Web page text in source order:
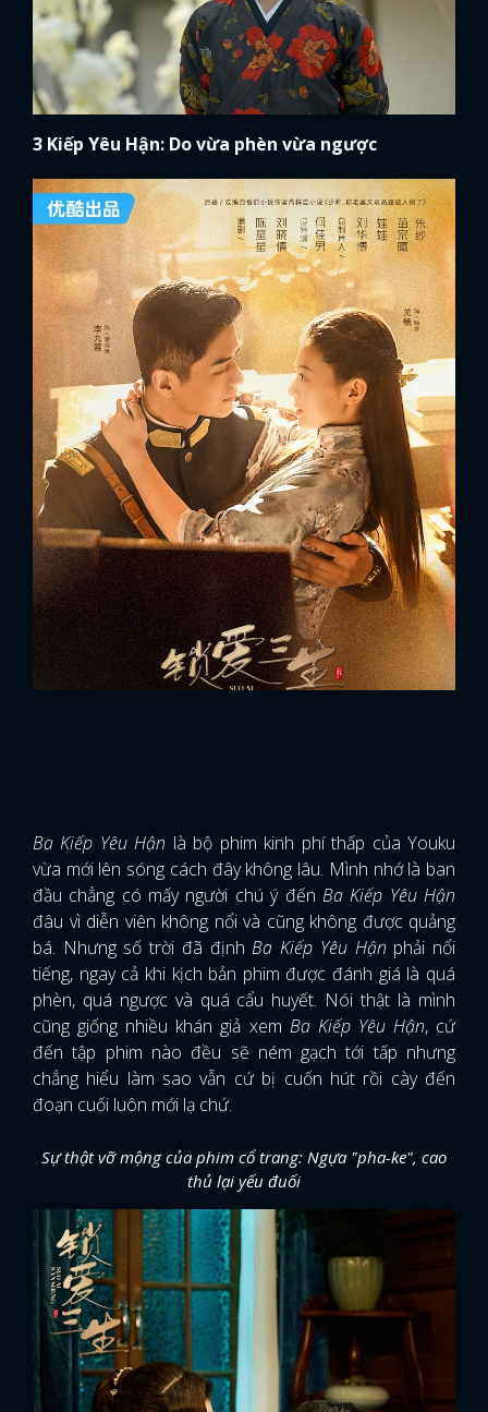
3 Kiếp Yêu Hận: Do vừa phèn vừa ngược
Ba Kiếp Yêu Hận là bộ phim kinh phí thấp của Youku
vừa mới lên sóng cách đây không lâu. Mình nhớ là ban
đầu chẳng có mấy người chú ý đến Ba Kiếp Yêu Hận
đâu vì diễn viên không nổi và cũng không được quảng
bá. Nhưng số trời đã địnhBa Kiếp Yêu Hận phải nổi
tiếng, ngay cả khi kịch bản phim được đánh giá là quá
phèn, quá ngược và quá cẩu huyết. Nói thật là mình
cũng giống nhiều khán giả xem Ba Kiếp Yêu Hận, cứ
đến tập phim nào đều sẽ ném gạch tới tấp nhưng
chẳng hiểu làm sao vẫn cứ bị cuốn hút rồi cày đến
đoạn cuối luôn mới lạ chứ.
Sự thật vỡ mộng của phim cổ trang: Ngựa "pha-ke", cao
thủ lại yếu đuối